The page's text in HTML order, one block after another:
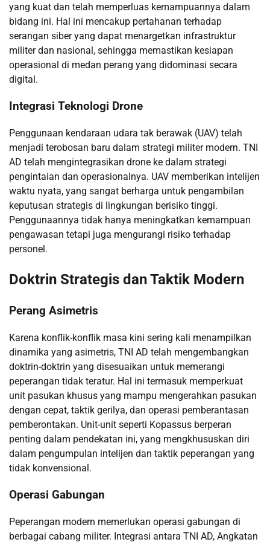
yang kuat dan telah memperluas kemampuannya dalam
bidang ini. Hal ini mencakup pertahanan terhadap
serangan siber yang dapat menargetkan infrastruktur
militer dan nasional, sehingga memastikan kesiapan
operasional di medan perang yang didominasi secara
digital.
Integrasi Teknologi Drone
Penggunaan kendaraan udara tak berawak (UAV) telah
menjadi terobosan baru dalam strategi militer modern. TNI
AD telah mengintegrasikan drone ke dalam strategi
pengintaian dan operasionalnya. UAV memberikan intelijen
waktu nyata, yang sangat berharga untuk pengambilan
keputusan strategis di lingkungan berisiko tinggi.
Penggunaannya tidak hanya meningkatkan kemampuan
pengawasan tetapi juga mengurangi risiko terhadap
personel.
Doktrin Strategis dan Taktik Modern
Perang Asimetris
Karena konflik-konflik masa kini sering kali menampilkan
dinamika yang asimetris, TNI AD telah mengembangkan
doktrin-doktrin yang disesuaikan untuk memerangi
peperangan tidak teratur. Hal ini termasuk memperkuat
unit pasukan khusus yang mampu mengerahkan pasukan
dengan cepat, taktik gerilya, dan operasi pemberantasan
pemberontakan. Unit-unit seperti Kopassus berperan
penting dalam pendekatan ini, yang mengkhususkan diri
dalam pengumpulan intelijen dan taktik peperangan yang
tidak konvensional.
Operasi Gabungan
Peperangan modern memerlukan operasi gabungan di
berbagai cabang militer. Integrasi antara TNI AD, Angkatan